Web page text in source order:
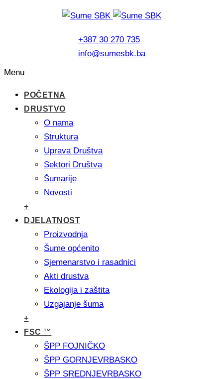
+387 30 270 735
info@sumesbk.ba
Menu
POČETNA
DRUSTVO
O nama
Struktura
Uprava Društva
Sektori Društva
Šumarije
Novosti
+
DJELATNOST
Proizvodnja
Šume općenito
Sjemenarstvo i rasadnici
Akti drustva
Ekologija i zaštita
Uzgajanje šuma
+
FSC ™
ŠPP FOJNIČKO
ŠPP GORNJEVRBASKO
ŠPP SREDNJEVRBASKO